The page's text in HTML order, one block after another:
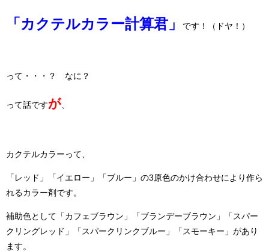
「カクテルカラー計算君」 です！（ドヤ！）
って・・・？ なに？
って話ですが
カクテルカラーって、
「レッド」「イエロー」「ブルー」の3原色のかけ合わせにより作ら
れるカラー剤です。
補助色として「カフェブラウン」「ブランデーブラウン」「スパー
クリングレッド」「スパークリンクブルー」「スモーキー」があり
ます。